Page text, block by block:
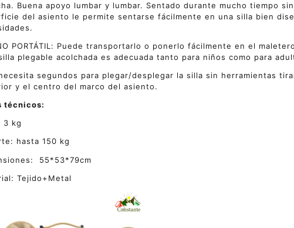
Buena apoyo lumbar y lumbar. Sentado durante mucho tiempo
del asiento le permite sentarse fácilmente en una silla bien
PORTÁTIL: Puede transportarlo o ponerlo fácilmente en el
plegable acolchada es adecuada tanto para niños como para
segundos para plegar/desplegar la silla sin herramientas
y el centro del marco del asiento.
técnicos:
3 kg
hasta 150 kg
55*53*79cm
Tejido+Metal